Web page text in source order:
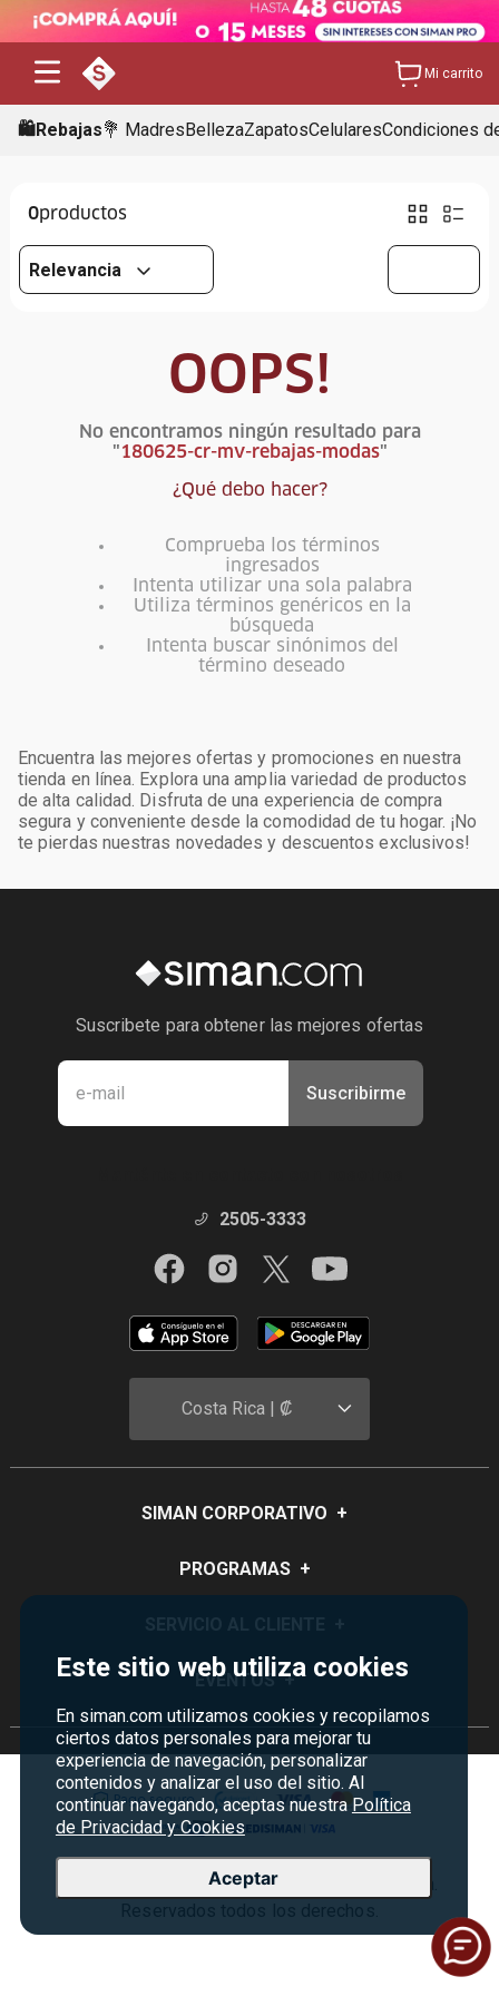
Mi carrito
🛍️Rebajas💐 MadresBellezaZapatosCelularesCondiciones
Este sitio web utiliza cookies
En siman.com utilizamos cookies y recopilamos
ciertos datos personales para mejorar tu
experiencia de navegación, personalizar
contenidos y analizar el uso del sitio. Al
continuar navegando, aceptas nuestra Política
de Privacidad y Cookies
Aceptar
0
Relevancia
OOPS!
No encontramos ningún resultado para
"180625-cr-mv-rebajas-modas"
¿Qué debo hacer?
Comprueba los términos
ingresados
Intenta utilizar una sola palabra
Utiliza términos genéricos en la
búsqueda
Intenta buscar sinónimos del
término deseado
Encuentra las mejores ofertas y promociones en nuestra
tienda en línea. Explora una amplia variedad de productos
de alta calidad. Disfruta de una experiencia de compra
segura y conveniente desde la comodidad de tu hogar. ¡No
te pierdas nuestras novedades y descuentos exclusivos!
Suscribete para obtener las mejores ofertas
Suscribirme
2505-3333
Costa Rica | ₡
SIMAN CORPORATIVO +
Quiénes Somos
Sucursales
Servicios
Empleos Siman
PROGRAMAS +
Certificados de Regalo
Credisiman
Preguntas Frecuentes
Política de devoluciones y garantías
Contáctenos
Seguridad del sitio
Política de Privacidad
Condiciones ofertas
Términos y condiciones
EVENTOS +
Rebajas
Madres
Copyright © 2026 Almacenes Siman Costa Rica.